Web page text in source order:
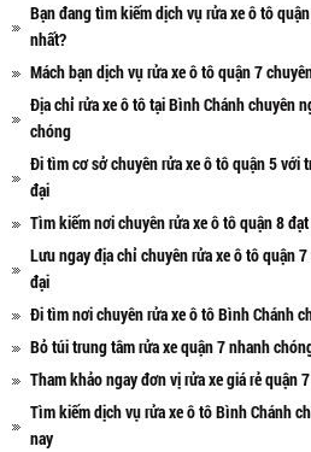
Bạn đang tìm kiếm dịch vụ rửa xe ô tô
nhất?
Mách bạn dịch vụ rửa xe ô tô quận 7
Địa chỉ rửa xe ô tô tại Bình Chánh chuyên
chóng
Đi tìm cơ sở chuyên rửa xe ô tô quận 5 với
đại
Tìm kiếm nơi chuyên rửa xe ô tô quận 8
Lưu ngay địa chỉ chuyên rửa xe ô tô quận
đại
Đi tìm nơi chuyên rửa xe ô tô Bình Chánh
Bỏ túi trung tâm rửa xe quận 7 nhanh
Tham khảo ngay đơn vị rửa xe giá rẻ quận
Tìm kiếm dịch vụ rửa xe ô tô Bình Chánh
nay